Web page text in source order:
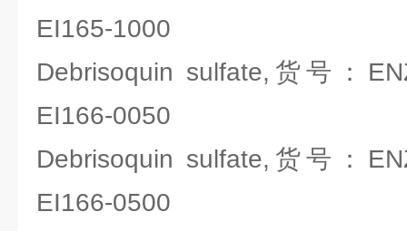
EI165-1000
Debrisoquin sulfate,货号：
EI166-0050
Debrisoquin sulfate,货号：
EI166-0500